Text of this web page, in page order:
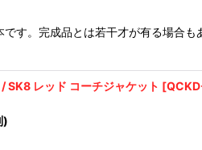
です。完成品とは若干才が有る場合
SK8 レッド コーチジャケット [
)